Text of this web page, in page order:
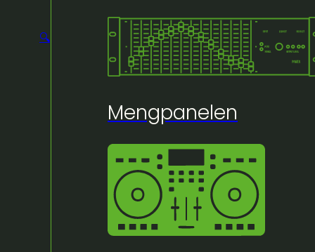
Mengpanelen
🔍